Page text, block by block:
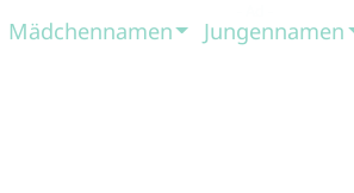
Mädchennamen Jungennamen